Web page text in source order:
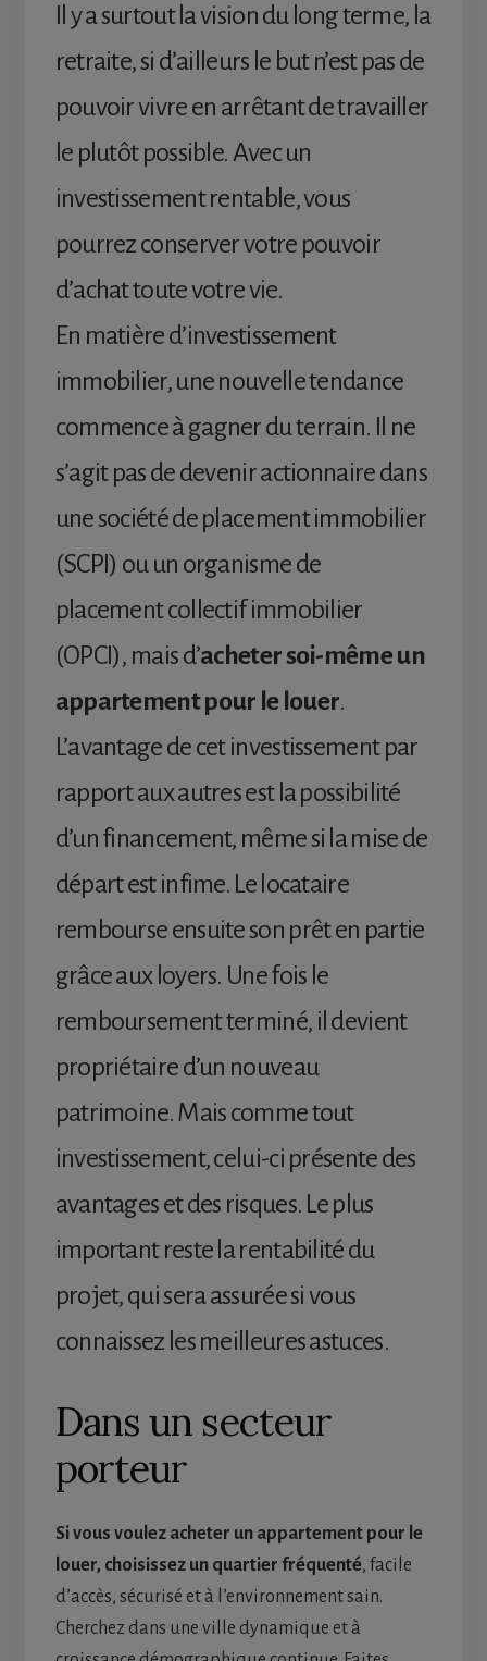
Il y a surtout la vision du long terme, la
retraite, si d’ailleurs le but n’est pas de
pouvoir vivre en arrêtant de travailler
le plutôt possible. Avec un
investissement rentable, vous
pourrez conserver votre pouvoir
d’achat toute votre vie.
En matière d’investissement
immobilier, une nouvelle tendance
commence à gagner du terrain. Il ne
s’agit pas de devenir actionnaire dans
une société de placement immobilier
(SCPI) ou un organisme de
placement collectif immobilier
(OPCI), mais d’acheter soi-même un
appartement pour le louer.
L’avantage de cet investissement par
rapport aux autres est la possibilité
d’un financement, même si la mise de
départ est infime. Le locataire
rembourse ensuite son prêt en partie
grâce aux loyers. Une fois le
remboursement terminé, il devient
propriétaire d’un nouveau
patrimoine. Mais comme tout
investissement, celui-ci présente des
avantages et des risques. Le plus
important reste la rentabilité du
projet, qui sera assurée si vous
connaissez les meilleures astuces.
Dans un secteur
porteur
Si vous voulez acheter un appartement pour le
louer, choisissez un quartier fréquenté, facile
d’accès, sécurisé et à l’environnement sain.
Cherchez dans une ville dynamique et à